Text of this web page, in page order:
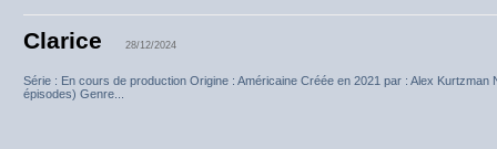
Clarice 28/12/2024
Série : En cours de production Origine : Américaine Créée en 2021 par : Alex Kurtzman
épisodes) Genre...